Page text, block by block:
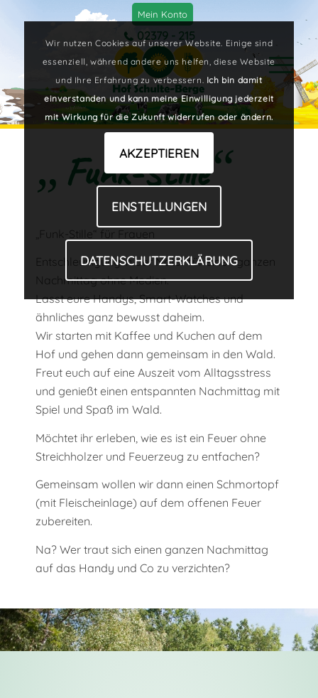
Mein Konto
02379 - 215
„ Funk-Stille“
„Funk-Stille“ für Frauen
Entschleunigung in der Natur für einen ganzen
Nachmittag ohne Medien.
Lasst eure Handys, Smart-Watches und
ähnliches ganz bewusst daheim.
Wir starten mit Kaffee und Kuchen auf dem
Hof und gehen dann gemeinsam in den Wald.
Freut euch auf eine Auszeit vom Alltagsstress
und genießt einen entspannten Nachmittag mit
Spiel und Spaß im Wald.
Möchtet ihr erleben, wie es ist ein Feuer ohne
Streichholzer und Feuerzeug zu entfachen?
Gemeinsam wollen wir dann einen Schmortopf
(mit Fleischeinlage) auf dem offenen Feuer
zubereiten.
Na? Wer traut sich einen ganzen Nachmittag
auf das Handy und Co zu verzichten?
Wir nutzen Cookies auf unserer Website. Einige sind
essenziell, während andere uns helfen, diese Website
und Ihre Erfahrung zu verbessern. Ich bin damit
einverstanden und kann meine Einwilligung jederzeit
mit Wirkung für die Zukunft widerrufen oder ändern.
AKZEPTIEREN
EINSTELLUNGEN
DATENSCHUTZERKLÄRUNG